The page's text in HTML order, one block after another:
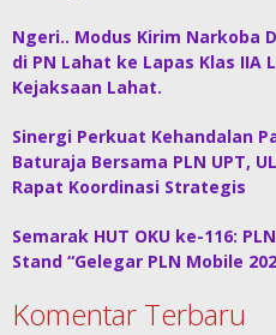
Ngeri.. Modus Kirim Narkoba
di PN Lahat ke Lapas Klas
Kejaksaan Lahat.
Sinergi Perkuat Kehandalan
Baturaja Bersama PLN UPT,
Rapat Koordinasi Strategis
Semarak HUT OKU ke-116:
Stand “Gelegar PLN Mobile
Komentar Terbaru